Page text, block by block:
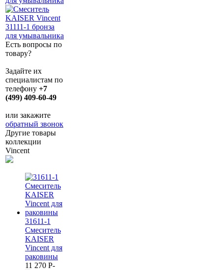
Есть вопросы по
товару?
Задайте их
специалистам по
телефону +7
(499) 409-60-49
или закажите
обратный звонок
Другие товары
коллекции
Vincent
31611-1
Смеситель
KAISER
Vincent для
раковины
11 270 P-